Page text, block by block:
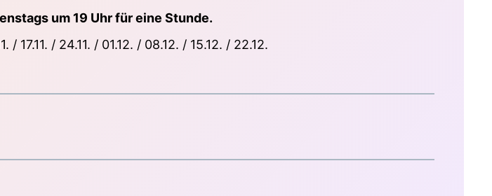
um 19 Uhr für eine Stunde.
/ 17.11. / 24.11. / 01.12. / 08.12. / 15.12. / 22.12.